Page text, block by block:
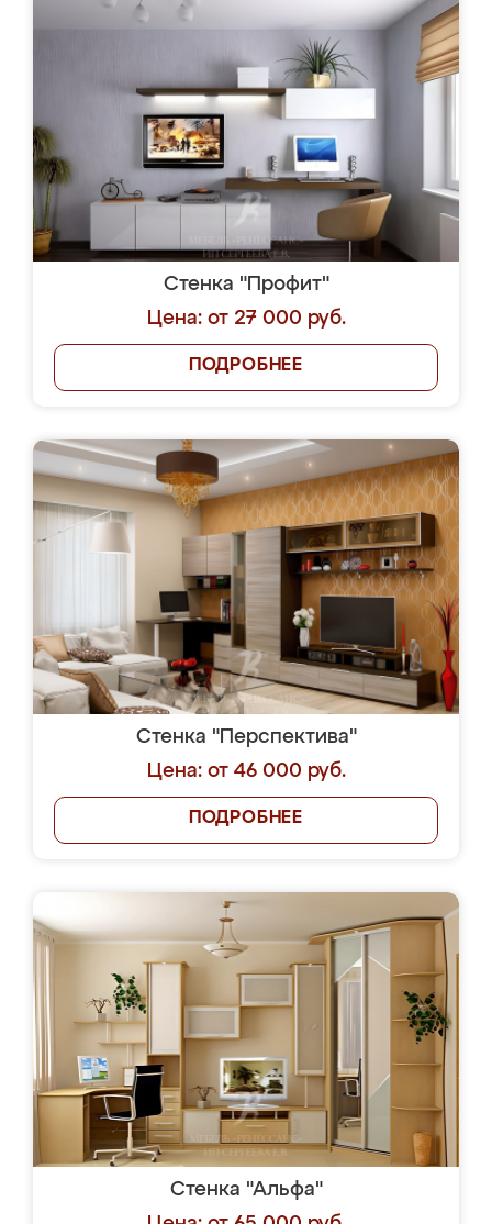
Стенка "Профит"
Цена: от 27 000 руб.
ПОДРОБНЕЕ
Стенка "Перспектива"
Цена: от 46 000 руб.
ПОДРОБНЕЕ
Стенка "Альфа"